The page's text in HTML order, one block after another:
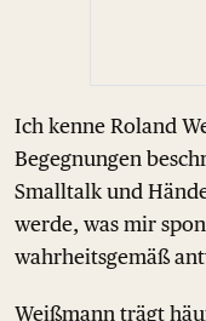
Ich kenne Roland
Begegnungen
Smalltalk und
werde, was mir
wahrheitsgemäß
Weißmann trägt